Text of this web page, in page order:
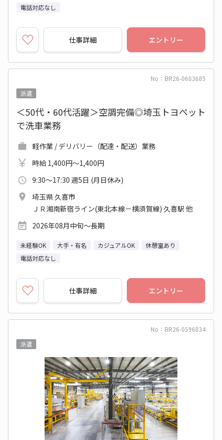
電話対応なし
仕事詳細 エントリー
No：BR26-0603685
派遣
＜50代・60代活躍＞空調完備◎埼玉トヨペット
で洗車業務
軽作業 / デリバリー（配達・配送）業務
時給 1,400円～1,400円
9:30～17:30 週5日 (月日休み)
埼玉県 久喜市
ＪＲ湘南新宿ライン(東北本線－横須賀線) 久喜駅 他
2026年08月中旬～長期
未経験OK 大手・有名 カジュアルOK
休憩室あり
電話対応なし
仕事詳細 エントリー
No：BR26-0596834
派遣